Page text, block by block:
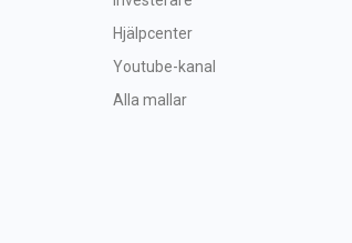
Hjälpcenter
Youtube-kanal
Alla mallar